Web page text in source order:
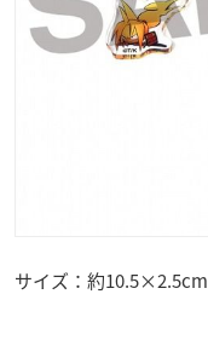
サイズ：約10.5×2.5cm